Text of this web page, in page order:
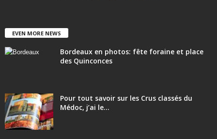
EVEN MORE NEWS
Bordeaux en photos: fête foraine et place
des Quinconces
Pour tout savoir sur les Crus classés du
Médoc, j’ai le...